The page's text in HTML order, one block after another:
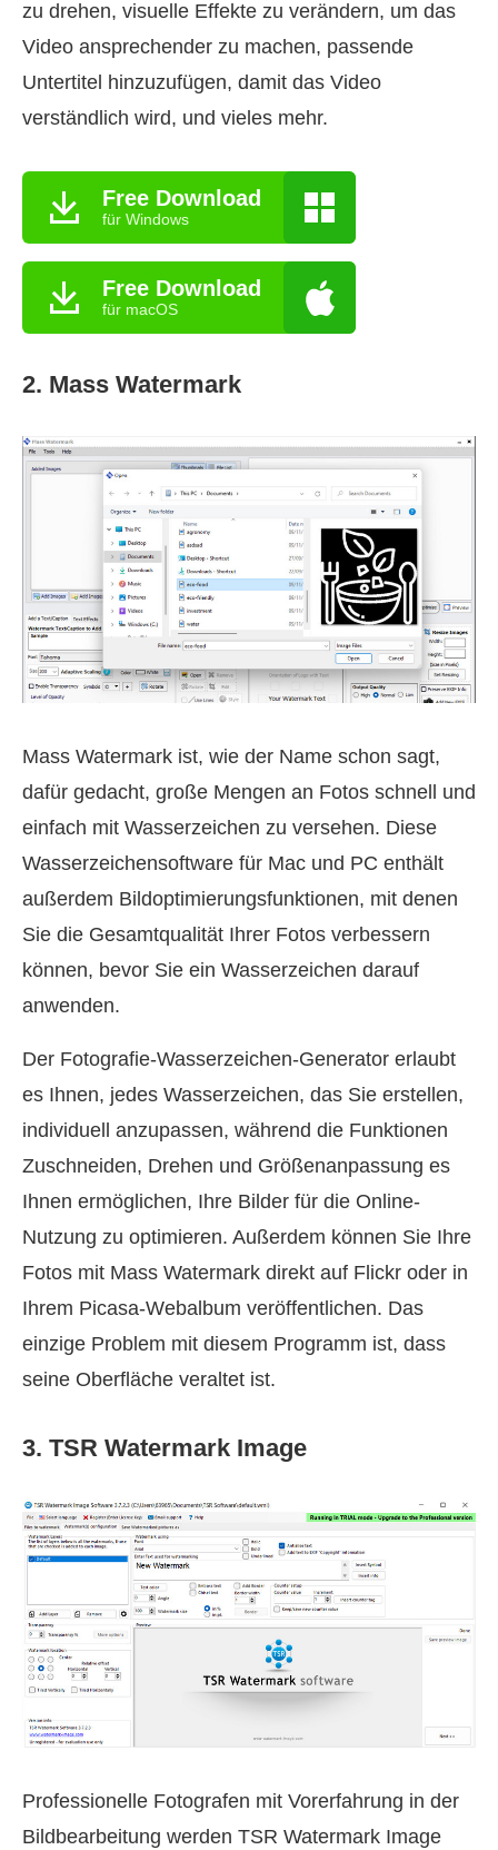
zu drehen, visuelle Effekte zu verändern, um das
Video ansprechender zu machen, passende
Untertitel hinzuzufügen, damit das Video
verständlich wird, und vieles mehr.
Free Download
für Windows
Free Download
für macOS
2. Mass Watermark
Mass Watermark ist, wie der Name schon sagt,
dafür gedacht, große Mengen an Fotos schnell und
einfach mit Wasserzeichen zu versehen. Diese
Wasserzeichensoftware für Mac und PC enthält
außerdem Bildoptimierungsfunktionen, mit denen
Sie die Gesamtqualität Ihrer Fotos verbessern
können, bevor Sie ein Wasserzeichen darauf
anwenden.
Der Fotografie-Wasserzeichen-Generator erlaubt
es Ihnen, jedes Wasserzeichen, das Sie erstellen,
individuell anzupassen, während die Funktionen
Zuschneiden, Drehen und Größenanpassung es
Ihnen ermöglichen, Ihre Bilder für die Online-
Nutzung zu optimieren. Außerdem können Sie Ihre
Fotos mit Mass Watermark direkt auf Flickr oder in
Ihrem Picasa-Webalbum veröffentlichen. Das
einzige Problem mit diesem Programm ist, dass
seine Oberfläche veraltet ist.
3. TSR Watermark Image
Professionelle Fotografen mit Vorerfahrung in der
Bildbearbeitung werden TSR Watermark Image